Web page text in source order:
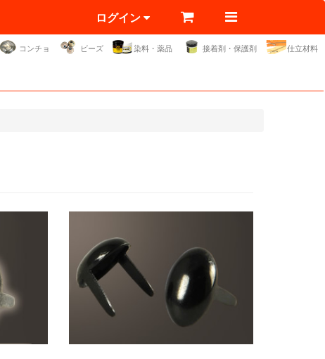
ログイン
コンチョ ビーズ 染料・薬品 接着剤・保護剤 仕立材料